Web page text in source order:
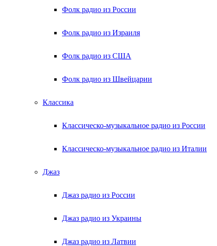
Фолк радио из России
Фолк радио из Израиля
Фолк радио из США
Фолк радио из Швейцарии
Классика
Классическо-музыкальное радио из России
Классическо-музыкальное радио из Италии
Джаз
Джаз радио из России
Джаз радио из Украины
Джаз радио из Латвии